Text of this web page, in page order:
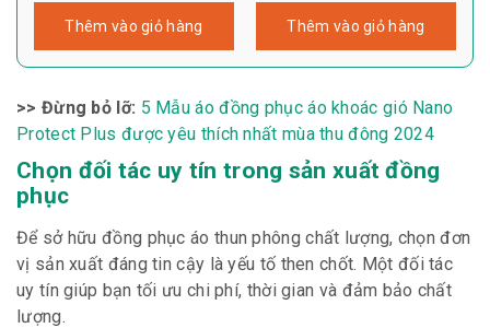
Thêm vào giỏ hàng Thêm vào giỏ hàng
>> Đừng bỏ lỡ: 5 Mẫu áo đồng phục áo khoác gió Nano
Protect Plus được yêu thích nhất mùa thu đông 2024
Chọn đối tác uy tín trong sản xuất đồng
phục
Để sở hữu đồng phục áo thun phông chất lượng, chọn đơn
vị sản xuất đáng tin cậy là yếu tố then chốt. Một đối tác
uy tín giúp bạn tối ưu chi phí, thời gian và đảm bảo chất
lượng.